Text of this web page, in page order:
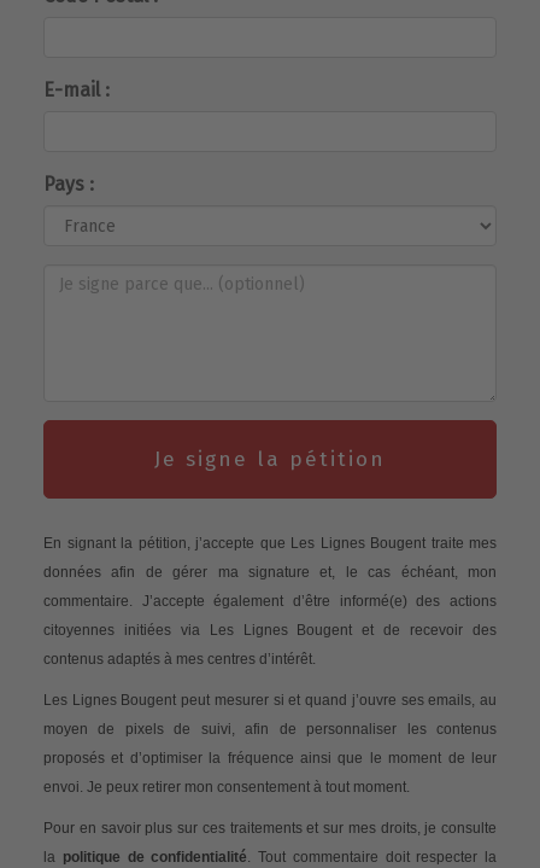
E-mail :
Pays :
Je signe la pétition
En signant la pétition, j’accepte que Les Lignes Bougent traite mes
données afin de gérer ma signature et, le cas échéant, mon
commentaire. J’accepte également d’être informé(e) des actions
citoyennes initiées via Les Lignes Bougent et de recevoir des
contenus adaptés à mes centres d’intérêt.
Les Lignes Bougent peut mesurer si et quand j’ouvre ses emails, au
moyen de pixels de suivi, afin de personnaliser les contenus
proposés et d’optimiser la fréquence ainsi que le moment de leur
envoi. Je peux retirer mon consentement à tout moment.
Pour en savoir plus sur ces traitements et sur mes droits, je consulte
la politique de confidentialité. Tout commentaire doit respecter la